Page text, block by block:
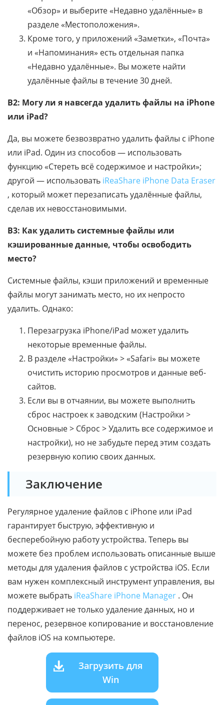
«Обзор» и выберите «Недавно удалённые» в
разделе «Местоположения».
Кроме того, у приложений «Заметки», «Почта»
и «Напоминания» есть отдельная папка
«Недавно удалённые». Вы можете найти
удалённые файлы в течение 30 дней.
В2: Могу ли я навсегда удалить файлы на iPhone
или iPad?
Да, вы можете безвозвратно удалить файлы с iPhone
или iPad. Один из способов — использовать
функцию «Стереть всё содержимое и настройки»;
другой — использовать iReaShare iPhone Data Eraser
, который может перезаписать удалённые файлы,
сделав их невосстановимыми.
В3: Как удалить системные файлы или
кэшированные данные, чтобы освободить
место?
Системные файлы, кэши приложений и временные
файлы могут занимать место, но их непросто
удалить. Однако:
Перезагрузка iPhone/iPad может удалить
некоторые временные файлы.
В разделе «Настройки» > «Safari» вы можете
очистить историю просмотров и данные веб-
сайтов.
Если вы в отчаянии, вы можете выполнить
сброс настроек к заводским (Настройки >
Основные > Сброс > Удалить все содержимое и
настройки), но не забудьте перед этим создать
резервную копию своих данных.
Заключение
Регулярное удаление файлов с iPhone или iPad
гарантирует быструю, эффективную и
бесперебойную работу устройства. Теперь вы
можете без проблем использовать описанные выше
методы для удаления файлов с устройства iOS. Если
вам нужен комплексный инструмент управления, вы
можете выбрать iReaShare iPhone Manager . Он
поддерживает не только удаление данных, но и
перенос, резервное копирование и восстановление
файлов iOS на компьютере.
Загрузить для
Win